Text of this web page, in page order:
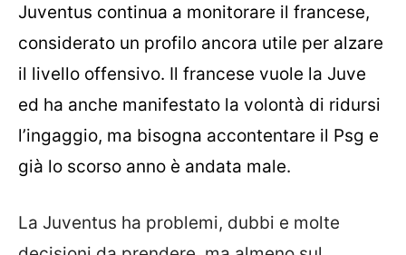
Juventus continua a monitorare il francese,
considerato un profilo ancora utile per alzare
il livello offensivo. Il francese vuole la Juve
ed ha anche manifestato la volontà di ridursi
l’ingaggio, ma bisogna accontentare il Psg e
già lo scorso anno è andata male.
La Juventus ha problemi, dubbi e molte